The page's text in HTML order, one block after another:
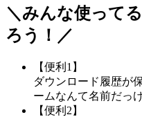
＼みんな使ってる
ろう！／
【便利1】
ダウンロード履歴が
ームなんて名前だっ
【便利2】